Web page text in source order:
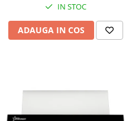
IN STOC
ADAUGA IN COS